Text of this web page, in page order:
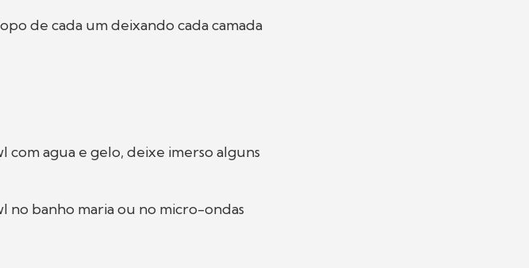
de cada um deixando cada camada
com agua e gelo, deixe imerso alguns
no banho maria ou no micro-ondas